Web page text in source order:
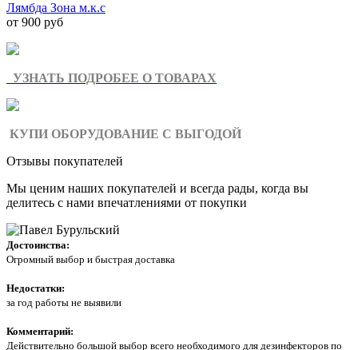
Лямбда Зона м.к.с
от 900 руб
УЗНАТЬ ПОДРОБЕЕ О ТОВАРАХ
КУПИ ОБОРУДОВАНИЕ С ВЫГОДОЙ
Отзывы покупателей
Мы ценим наших покупателей и всегда рады, когда вы
делитесь с нами впечатлениями от покупки
Достоинства:
Огромный выбор и быстрая доставка
Недостатки:
за год работы не выявили
Комментарий:
Действительно большой выбор всего необходимого для дезинфекторов по